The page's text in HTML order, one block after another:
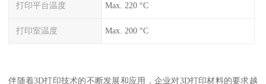
打印平台温度 Max. 220 °C
打印室温度 Max. 200 °C
伴随着3D打印技术的不断发展和应用，企业对3D打印材料的要求越